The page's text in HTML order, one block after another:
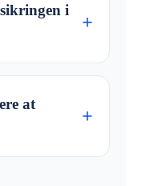
i
+
at
+